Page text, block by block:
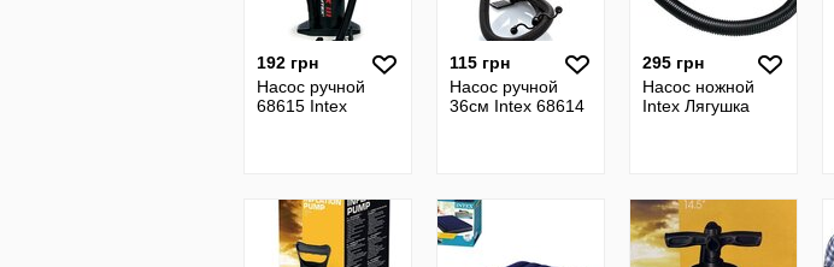
192 грн
Насос ручной
68615 Intex
115 грн
Насос ручной
36см Intex 68614
295 грн
Насос ножной
Intex Лягушка